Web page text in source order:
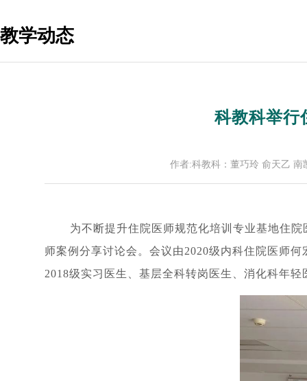
教学动态
科教科举行
作者:科教科：董巧玲 俞天乙 南
为不断提升住院医师规范化培训专业基地住
师案例分享讨论会。会议由2020级内科住院医师
2018级实习医生、基层全科转岗医生、消化科年轻